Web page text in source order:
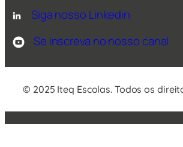
Siga nosso Linkedin
Se inscreva no nosso canal
© 2025 Iteq Escolas. Todos os